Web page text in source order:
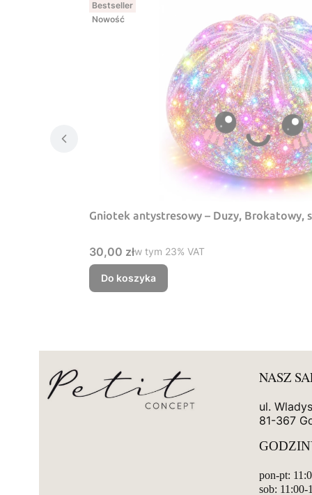
Bestseller
Nowość
Gniotek antystresowy – Duzy, Brokatowy,
Cena brutto
30,00 złw tym %s VAT
w tym 23% VAT
Do koszyka
NASZ
ul.
81-367
pon-pt:
sob: 11:00-